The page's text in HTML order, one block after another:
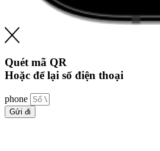
Quét mã QR
Hoặc để lại số điện thoại
phone
Gửi đi